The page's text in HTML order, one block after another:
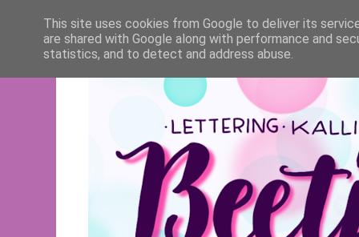
This site uses cookies from Google to deliver its
are shared with Google along with performance and
statistics, and to detect and address abuse.